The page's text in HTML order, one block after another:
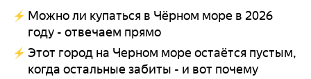
Можно ли купаться в Чёрном море в 2026
году - отвечаем прямо
Этот город на Черном море остаётся пустым,
когда остальные забиты - и вот почему